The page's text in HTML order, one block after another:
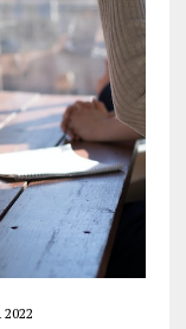
2022